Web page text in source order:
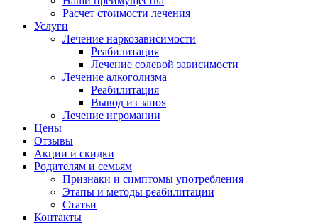
Расчет стоимости лечения
Услуги
Лечение наркозависимости
Реабилитация
Лечение солевой зависимости
Лечение алкоголизма
Реабилитация
Вывод из запоя
Лечение игромании
Цены
Отзывы
Акции и скидки
Родителям и семьям
Признаки и симптомы употребления
Этапы и методы реабилитации
Статьи
Контакты